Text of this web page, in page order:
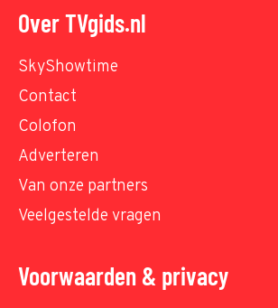
Over TVgids.nl
SkyShowtime
Contact
Colofon
Adverteren
Van onze partners
Veelgestelde vragen
Voorwaarden & privacy